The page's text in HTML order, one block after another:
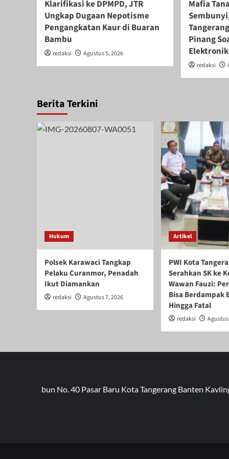
Klarifikasi ke DPMPD, JTR
Ungkap Dugaan Nepotisme
Pengangkatan Kaur di Buaran
Bambu
redaksi Agustus 5, 2026
Mafia
Pinang
Elektronik
redaksi
Berita Terkini
Hukum
Polsek Karawaci Tangkap
Pelaku Curanmor, Penadah
Ikut Diamankan
redaksi Agustus 7, 2026
Artikel
PWI Kota
Serahkan SK ke
Wawan Fauzi:
Bisa Berdampak
Hingga Fatal
redaksi
Tubun No. 40 Pasar Baru Kota Tangerang Banten Kavling